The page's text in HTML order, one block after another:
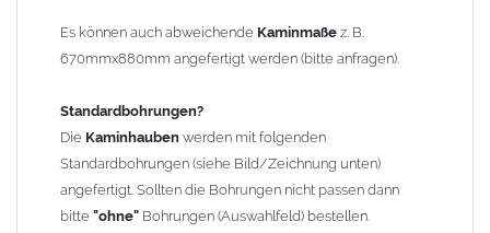
beträgt ca. 25cm bis 30cm. DieKaminhaubekann mit längeren
Stützen bis Höhe 450mm geliefert werden (Aufpreis 42,89 EUR).
Kaminkopfabdeckung
Kaminhaubewirdohne Kaminkopfabdeckung
Kaminkopfabdeckungenfinden Sie unter "Kaminabdeckung
Es können auch abweichende Kaminmaße z. B.
670mmx880mm angefertigt werden (bitte anfragen).
Standardbohrungen?
Die Kaminhauben werden mit folgenden
Standardbohrungen (siehe Bild/Zeichnung unten)
angefertigt. Sollten die Bohrungen nicht passen dann
bitte "ohne" Bohrungen (Auswahlfeld) bestellen.